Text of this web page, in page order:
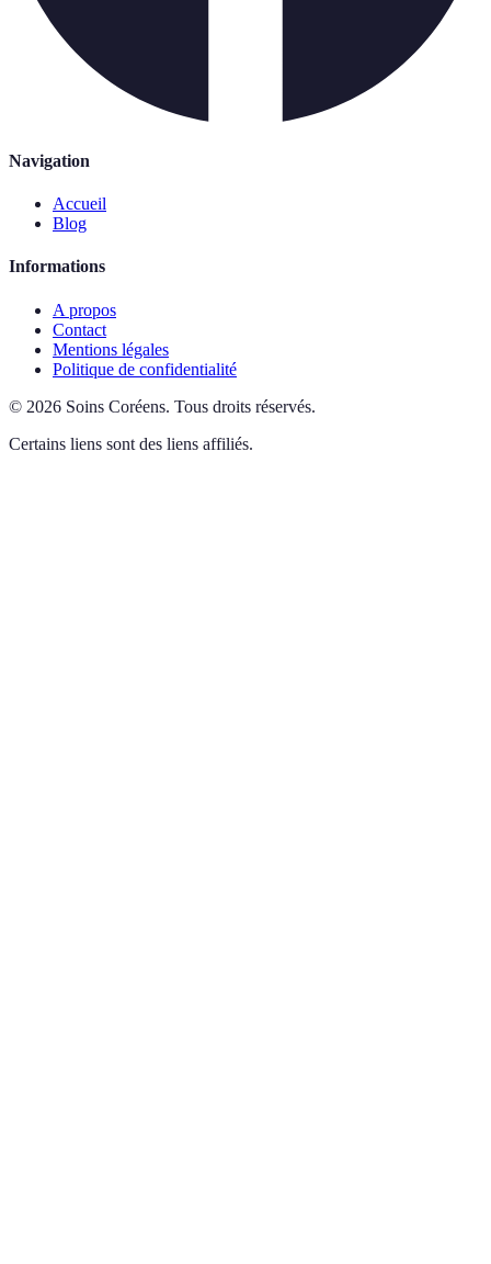
Navigation
Accueil
Blog
Informations
A propos
Contact
Mentions légales
Politique de confidentialité
© 2026 Soins Coréens. Tous droits réservés.
Certains liens sont des liens affiliés.